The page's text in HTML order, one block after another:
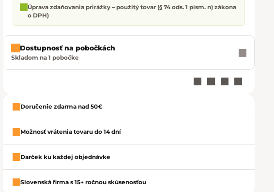
Úprava zdaňovania prirážky – použitý tovar (§ 74 ods. 1 písm. n) zákona
o DPH)
Dostupnosť na pobočkách
Skladom na 1 pobočke
Doručenie zdarma nad 50€
Možnosť vrátenia tovaru do 14 dní
Darček ku každej objednávke
Slovenská firma s 15+ ročnou skúsenosťou